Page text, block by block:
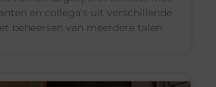
en collega’s uit verschillende
beheersen van meerdere talen